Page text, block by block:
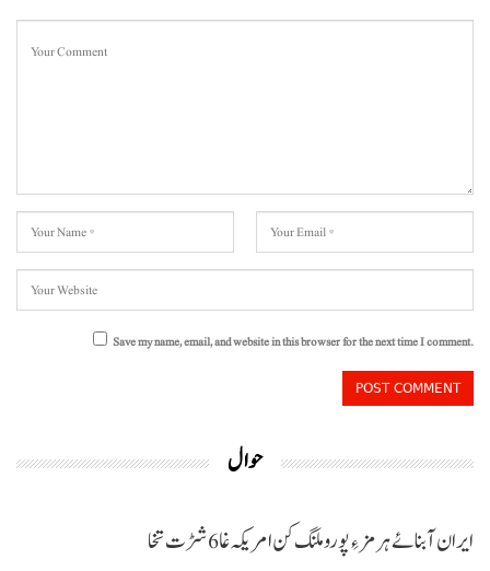
Save my name, email, and website in this browser for the next time I comment.
حوال
ایران آبنائے ہرمز ءِ پورو ملنگ کن امریکہ غا 6 شڑت تخا